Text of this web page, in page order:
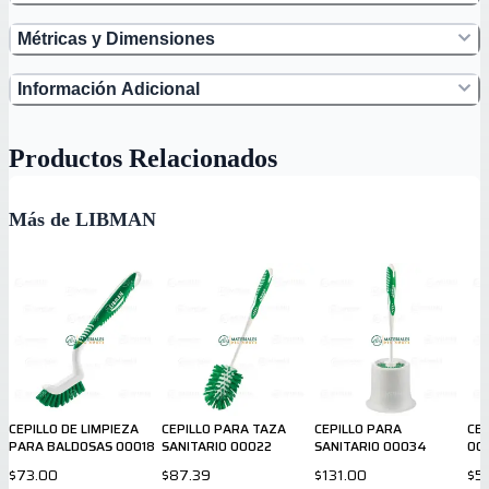
Métricas y Dimensiones
Información Adicional
Productos Relacionados
Más de LIBMAN
CEPILLO DE LIMPIEZA
PARA BALDOSAS 00018
$73.00
CEPILLO PARA TAZA
SANITARIO 00022
$87.39
CEPILLO PARA
SANITARIO 00034
$131.00